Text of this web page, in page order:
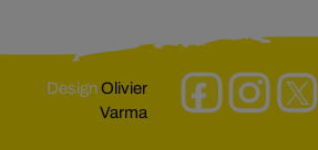
DesignOlivier
Varma